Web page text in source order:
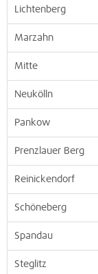
Lichtenberg
Marzahn
Mitte
Neukölln
Pankow
Prenzlauer Berg
Reinickendorf
Schöneberg
Spandau
Steglitz